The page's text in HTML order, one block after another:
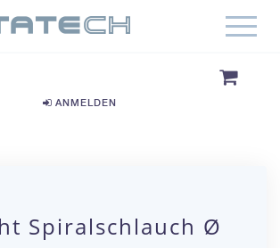
ANMELDEN
Spiralschlauch Ø